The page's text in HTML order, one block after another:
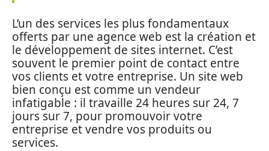
L’un des services les plus fondamentaux
offerts par une agence web est la création et
le développement de sites internet. C’est
souvent le premier point de contact entre
vos clients et votre entreprise. Un site web
bien conçu est comme un vendeur
infatigable : il travaille 24 heures sur 24, 7
jours sur 7, pour promouvoir votre
entreprise et vendre vos produits ou
services.